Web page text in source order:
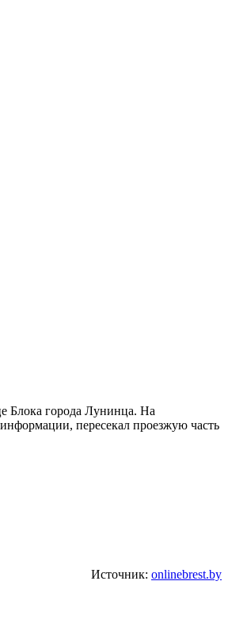
Блока города Лунинца. На
пересекал проезжую часть
Источник: onlinebrest.by